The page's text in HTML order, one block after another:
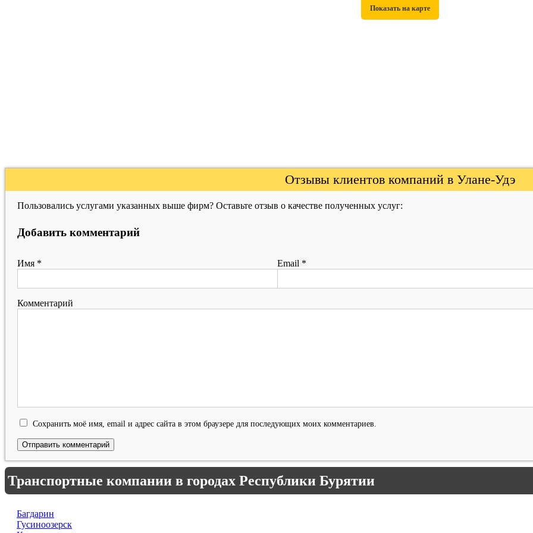
Отзывы клиентов компаний в Улане-Удэ
Пользовались услугами указанных выше фирм? Оставьте отзыв о качестве полученных услуг:
Добавить комментарий
Имя * Email *
Комментарий
Сохранить моё имя, email и адрес сайта в этом браузере для последующих моих комментариев.
Транспортные компании в городах Республики Бурятии
Багдарин
Гусиноозерск